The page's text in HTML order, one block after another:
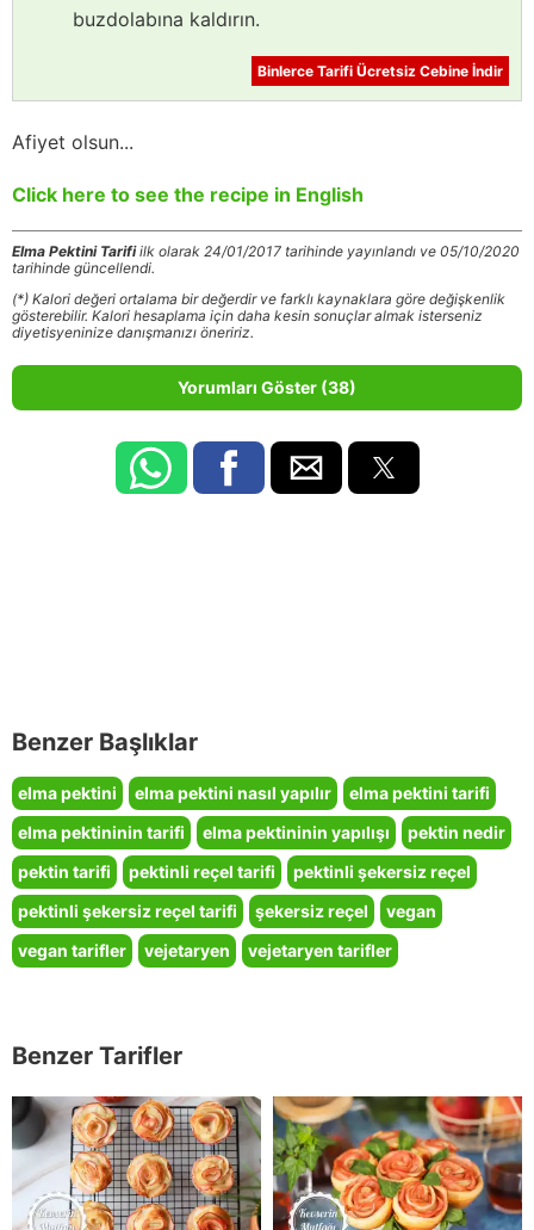
buzdolabına kaldırın.
Binlerce Tarifi Ücretsiz Cebine İndir
Afiyet olsun...
Click here to see the recipe in English
Elma Pektini Tarifiilk olarak 24/01/2017 tarihinde yayınlandı ve 05/10/2020
tarihinde güncellendi.
(*) Kalori değeri ortalama bir değerdir ve farklı kaynaklara göre değişkenlik
gösterebilir. Kalori hesaplama için daha kesin sonuçlar almak isterseniz
diyetisyeninize danışmanızı öneririz.
Yorumları Göster (38)
Benzer Başlıklar
elma pektini elma pektini nasıl yapılır
elma pektini tarifi
elma pektininin tarifi
elma pektininin yapılışı
pektin nedir
pektin tarifi
pektinli reçel tarifi
pektinli şekersiz reçel
pektinli şekersiz reçel tarifi
şekersiz reçel
vegan
vegan tarifler
vejetaryen vejetaryen tarifler
Benzer Tarifler